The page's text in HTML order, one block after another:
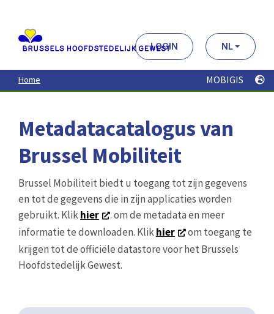
contenu
principal
LOGIN NL
Home MOBIGIS
Metadatacatalogus van
Brussel Mobiliteit
Brussel Mobiliteit biedt u toegang tot zijn gegevens
en tot de gegevens die in zijn applicaties worden
gebruikt. Klikhier
. om de metadata en meer
informatie te downloaden. Klikhier
om toegang te
krijgen tot de officiële datastore voor het Brussels
Hoofdstedelijk Gewest.